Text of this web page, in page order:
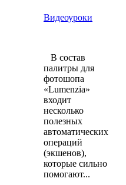
Видеоуроки
В состав
палитры для
фотошопа
«Lumenzia»
входит
несколько
полезных
автоматических
операций
(экшенов),
которые сильно
помогают...